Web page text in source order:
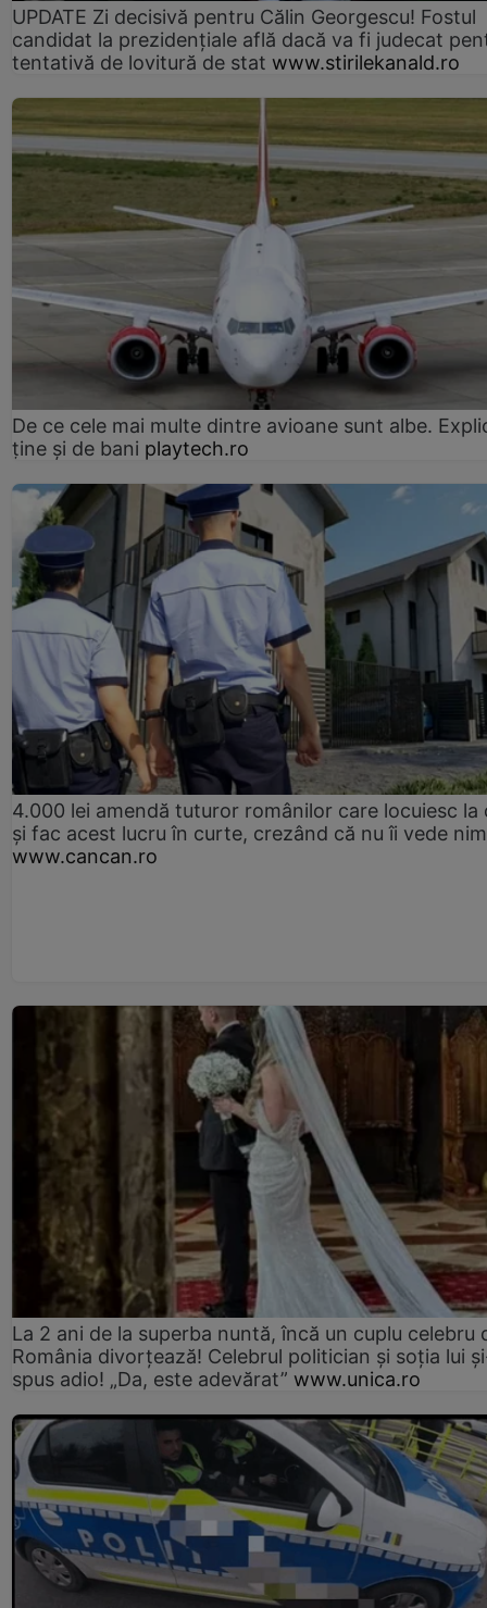
UPDATE Zi decisivă pentru Călin Georgescu! Fostul
candidat la prezidențiale află dacă va fi judecat
tentativă de lovitură de stat www.stirilekanald.ro
De ce cele mai multe dintre avioane sunt albe.
ține și de bani playtech.ro
4.000 lei amendă tuturor românilor care locuiesc la
și fac acest lucru în curte, crezând că nu îi vede
www.cancan.ro
La 2 ani de la superba nuntă, încă un cuplu celebru
România divorțează! Celebrul politician și soția lui
spus adio! „Da, este adevărat” www.unica.ro